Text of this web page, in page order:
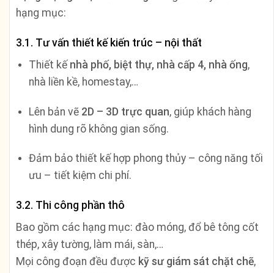
hạng mục:
3.1. Tư vấn thiết kế kiến trúc – nội thất
Thiết kế nhà phố, biệt thự, nhà cấp 4, nhà ống,
nhà liền kề, homestay,…
Lên bản vẽ 2D – 3D trực quan, giúp khách hàng
hình dung rõ không gian sống.
Đảm bảo thiết kế hợp phong thủy – công năng tối
ưu – tiết kiệm chi phí.
3.2. Thi công phần thô
Bao gồm các hạng mục: đào móng, đổ bê tông cốt
thép, xây tường, làm mái, sàn,…
Mọi công đoạn đều được kỹ sư giám sát chặt chẽ,